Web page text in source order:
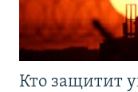
Кто защитит